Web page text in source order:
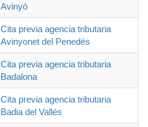
Avinyó
Cita previa agencia tributaria
Avinyonet del Penedés
Cita previa agencia tributaria
Badalona
Cita previa agencia tributaria
Badia del Vallés